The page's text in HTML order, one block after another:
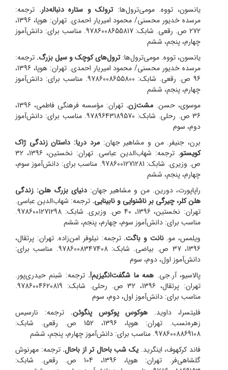
یانسون، تووه. مومی‌ترول‌ها:ترولک و ستاره دنباله‌دار. ترجمه:
مرسده خدیور محسنی/ محمود امیریار احمدی. تهران: هوپا، 1396،
272 ص. رقعی. شابک: 9786008655817. مناسب برای: دانش‌آموز
چهارم، پنجم، ششم
یانسون، تووه. مومی‌ترول‌ها:ترول‌های کوچک و سیل بزرگ. ترجمه:
مرسده خدیور محسنی/ محمود امیریار احمدی. تهران: هوپا، 1396،
96 ص. رقعی. شابک: 9786008655800. مناسب برای: دانش‌آموز
چهارم، پنجم، ششم
موسوی، حسن. مشت‌زن.
تهران: مؤسسه فرهنگی فاطمی، 1396،
36 ص. رحلی. شابک: 9789643189570. مناسب برای: دانش‌آموز
دوم، سوم
برن، جنیفر. من و مشاهیر جهان:مرد دریا: داستان زندگی ژاک
کویستو.
ترجمه: شهاب‌الدین عباسی. تهران: نخستین، 1396، 32
ص. وزیری. شابک: 9786001271281. مناسب برای: دانش‌آموز سوم،
چهارم، پنجم، ششم
راپاپورت، دورین. من و مشاهیر جهان: دنیای بزرگ هلن: زندگی
هلن کلر، چیرگی بر ناشنوایی و نابینایی. ترجمه: شهاب‌الدین عباسی.
تهران: نخستین، 1396، 40 ص. وزیری. شابک: 9786001271298.
مناسب برای: دانش‌آموز سوم، چهارم، پنجم، ششم
ویلمس، مو.نانت و باگت. ترجمه: نیلوفر امن‌زاده. تهران: پرتقال،
1396، 37 ص. بیاضی. شابک: 9786008347408. مناسب برای:
دانش‌آموز اول، دوم، سوم
پالاسیو، آر.جی. همه ما شگفت‌انگیزیم!. ترجمه: شبنم حیدری‌پور.
تهران: پرتقال، 1396، 32 ص. رحلی. شابک: 9786004620819.
مناسب برای: دانش‌آموز اول، دوم، سوم
فلیتسرا، داوید. هوکوس پوکوس پنگوئن. ترجمه: نارسیس
زهره‌نسب. تهران: هوپا، 1396، 152 ص. رقعی. شابک:
9786008869108. مناسب برای: دانش‌آموز چهارم، پنجم، ششم
فاند کرکهوف، اینگرید.یک شب باحال تر از باحال. ترجمه: مهرنوش
گلشاهی‌فر. تهران: هوپا، 1396، 104 ص. رقعی. شابک: